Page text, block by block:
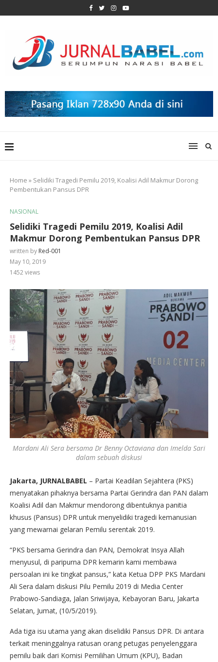
Home » Selidiki Tragedi Pemilu 2019, Koalisi Adil Makmur Dorong
Pembentukan Pansus DPR
NASIONAL
Selidiki Tragedi Pemilu 2019, Koalisi Adil
Makmur Dorong Pembentukan Pansus DPR
written by Red-001
May 10, 2019
1452views
Mardani Ali Sera bersama Dr Benny Octaviana dan Imelda Sari
dalam sebuah diskusi
Jakarta, JURNALBABEL – Partai Keadilan Sejahtera (PKS)
menyatakan pihaknya bersama Partai Gerindra dan PAN dalam
Koalisi Adil dan Makmur mendorong dibentuknya panitia
khusus (Pansus) DPR untuk menyelidiki tragedi kemanusian
yang mewarnai gelaran Pemilu serentak 2019.
“PKS bersama Gerindra dan PAN, Demokrat Insya Allah
menyusul, di paripurna DPR kemarin kami membawa
persoalan ini ke tingkat pansus,” kata Ketua DPP PKS Mardani
Ali Sera dalam diskusi Pilu Pemilu 2019 di Media Center
Prabowo-Sandiaga, Jalan Sriwijaya, Kebayoran Baru, Jakarta
Selatan, Jumat, (10/5/2019).
Ada tiga isu utama yang akan diselidiki Pansus DPR. Di antara
terkait meninggalnya ratusan orang petugas penyelenggara
pemilu baik dari Komisi Pemilihan Umum (KPU), Badan